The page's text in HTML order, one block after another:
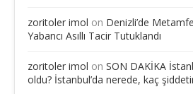
zoritoler imol on Denizli’de
Yabancı Asıllı Tacir Tutuklandı
zoritoler imol on SON DAKİKA
oldu? İstanbul’da nerede, kaç